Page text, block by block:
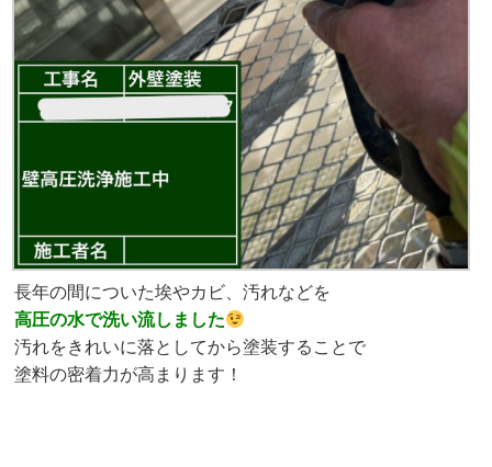
長年の間についた埃やカビ、汚れなどを
高圧の水で洗い流しました
汚れをきれいに落としてから塗装することで
塗料の密着力が高まります！